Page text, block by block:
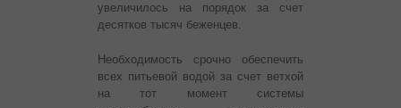
увеличилось на порядок за счет
десятков тысяч беженцев.
Необходимость срочно обеспечить
всех питьевой водой за счет ветхой
на тот момент системы